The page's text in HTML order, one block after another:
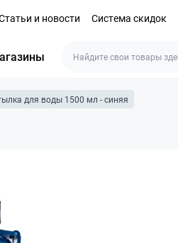
и новости Система скидок
для воды 1500 мл - синяя